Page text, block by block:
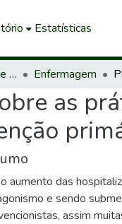
Estatísticas
Trabalhos de Conclusão de Curso de Graduação Enfermagem
as
aumento das
e sendo
assim